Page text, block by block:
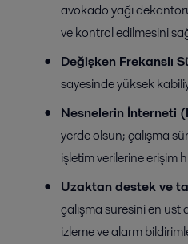
avokado yağı
ve kontrol edilmesini
Değişken Frekanslı
sayesinde yüksek
Nesnelerin İnterneti
yerde olsun; çalışma
işletim verilerine erişim
Uzaktan destek ve
çalışma süresini en üst
izleme ve alarm